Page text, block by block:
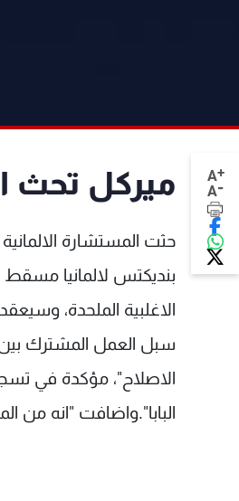
A+
A- ميركل تحث
حثت المستشارة
الاغلبية الملحدة،
سبل العمل المشترك بين
الاصلاح"، مؤكدة في
البابا".واضافت "انه من